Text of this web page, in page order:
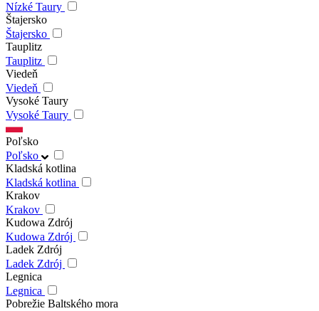
Nízké Taury
Štajersko
Štajersko
Tauplitz
Tauplitz
Viedeň
Viedeň
Vysoké Taury
Vysoké Taury
Poľsko
Poľsko
Kladská kotlina
Kladská kotlina
Krakov
Krakov
Kudowa Zdrój
Kudowa Zdrój
Ladek Zdrój
Ladek Zdrój
Legnica
Legnica
Pobrežie Baltského mora